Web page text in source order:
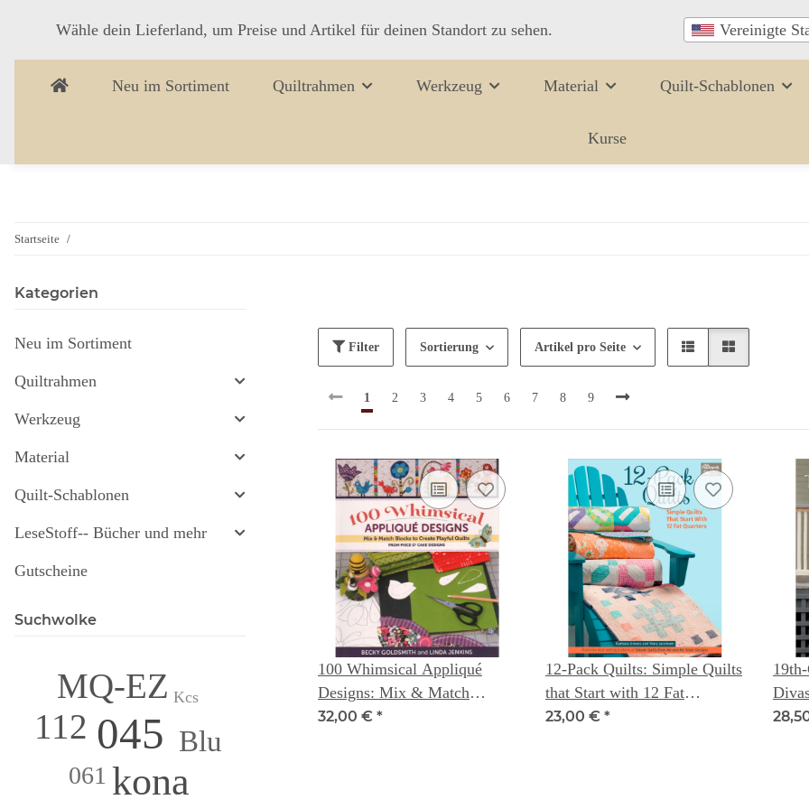
Wähle dein Lieferland, um Preise und Artikel für deinen Standort zu sehen. Vereinigte
Neu im Sortiment Quiltrahmen Werkzeug Material Quilt-Schablonen
Kurse
Startseite
Filter Sortierung Artikel pro Seite
1 2 3 4 5 6 7 8 9
100 Whimsical Appliqué
Designs: Mix & Match
Blocks to Create Playful
32,00 € *
12-Pack Quilts: Simple Quilts
that Start with 12 Fat
Quarters
23,00 € *
Kategorien
Neu im Sortiment
Quiltrahmen
Werkzeug
Material
Quilt-Schablonen
LeseStoff-- Bücher und mehr
Gutscheine
Suchwolke
045
kona
MQ-EZ
112
Blu
061
Kcs